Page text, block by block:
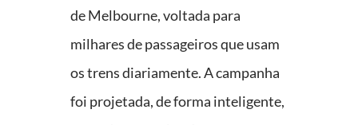
de Melbourne, voltada para
milhares de passageiros que usam
os trens diariamente. A campanha
foi projetada, de forma inteligente,